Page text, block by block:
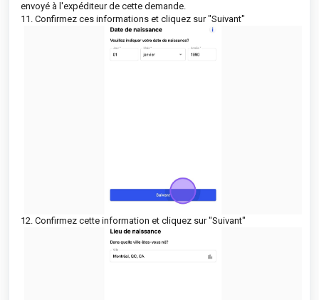
envoyé à l'expéditeur de cette demande.
11. Confirmez ces informations et cliquez sur "Suivant"
12. Confirmez cette information et cliquez sur "Suivant"